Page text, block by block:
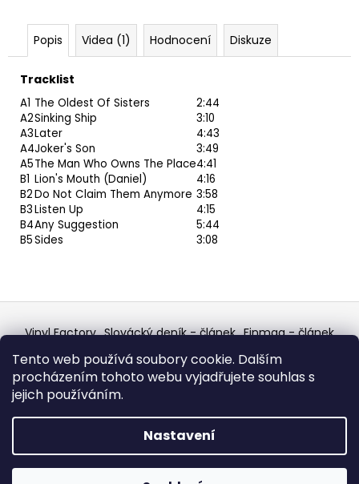
Tento web používá soubory cookie. Dalším
procházením tohoto webu vyjadřujete souhlas s
jejich používáním.
Nastavení
Popis Videa (1) Hodnocení Diskuze
Tracklist
A1 The Oldest Of Sisters
2:44
A2Sinking Ship
3:10
A3Later
4:43
A4Joker's Son
3:49
A5The Man Who Owns The Place4:41
B1 Lion's Mouth (Daniel)
4:16
B2Do Not Claim Them Anymore 3:58
B3Listen Up
4:15
B4Any Suggestion
5:44
B5Sides 3:08
DAWN
CD
290
Kč
Z
á Vinyl Factory Slovácký deník - článek Finmag - článek
Discogs Profile Facebook výběr z hroznů
Top prodejce mincí Aukro
Vytvořil Shoptet
Copyright 2026W Records - osvědčený prodejce
bazarových LP, MC, CD, komiksů atd.. Všechna práva